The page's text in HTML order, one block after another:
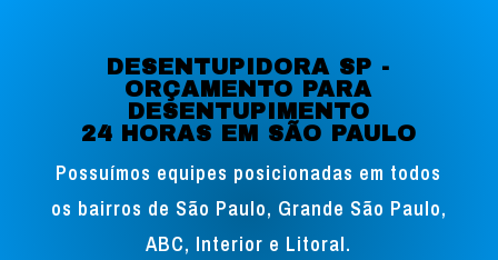
DESENTUPIDORA SP -
ORÇAMENTO PARA
DESENTUPIMENTO
24 HORAS EM SÃO PAULO
Possuímos equipes posicionadas em todos
os bairros de São Paulo, Grande São Paulo,
ABC, Interior e Litoral.